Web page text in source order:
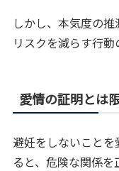
しかし、本気度の
リスクを減らす行動
愛情の証明とは
避妊をしないこと
ると、危険な関係を